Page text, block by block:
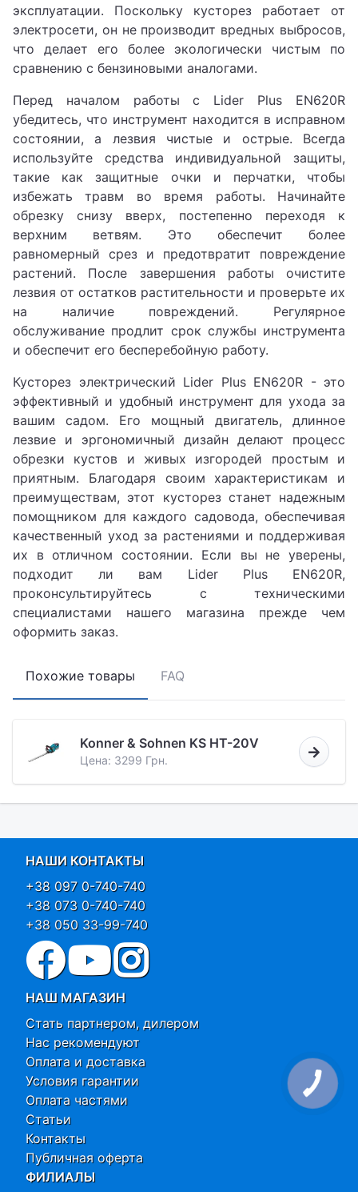
эксплуатации. Поскольку кусторез работает от
электросети, он не производит вредных выбросов,
что делает его более экологически чистым по
сравнению с бензиновыми аналогами.
Перед началом работы с Lider Plus EN620R
убедитесь, что инструмент находится в исправном
состоянии, а лезвия чистые и острые. Всегда
используйте средства индивидуальной защиты,
такие как защитные очки и перчатки, чтобы
избежать травм во время работы. Начинайте
обрезку снизу вверх, постепенно переходя к
верхним ветвям. Это обеспечит более
равномерный срез и предотвратит повреждение
растений. После завершения работы очистите
лезвия от остатков растительности и проверьте их
на наличие повреждений. Регулярное
обслуживание продлит срок службы инструмента
и обеспечит его бесперебойную работу.
Кусторез электрический Lider Plus EN620R - это
эффективный и удобный инструмент для ухода за
вашим садом. Его мощный двигатель, длинное
лезвие и эргономичный дизайн делают процесс
обрезки кустов и живых изгородей простым и
приятным. Благодаря своим характеристикам и
преимуществам, этот кусторез станет надежным
помощником для каждого садовода, обеспечивая
качественный уход за растениями и поддерживая
их в отличном состоянии. Если вы не уверены,
подходит ли вам Lider Plus EN620R,
проконсультируйтесь с техническими
специалистами нашего магазина прежде чем
оформить заказ.
Похожие товары FAQ
Konner & Sohnen KS HT-20V
Цена: 3299 Грн.
НАШИ КОНТАКТЫ
+38 097 0-740-740
+38 073 0-740-740
+38 050 33-99-740
НАШ МАГАЗИН
Стать партнером, дилером
Нас рекомендуют
Оплата и доставка
Условия гарантии
Оплата частями
Статьи
Контакты
Публичная оферта
ФИЛИАЛЫ